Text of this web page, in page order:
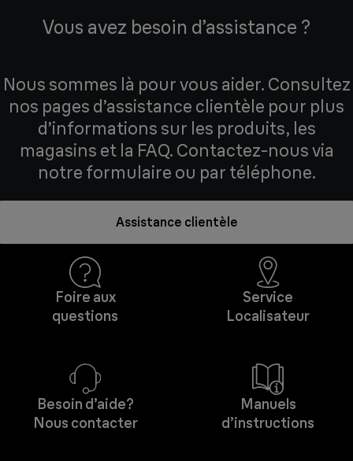
Vous avez besoin d’assistance ?
Nous sommes là pour vous aider. Consultez
nos pages d’assistance clientèle pour plus
d’informations sur les produits, les
magasins et la FAQ. Contactez-nous via
notre formulaire ou par téléphone.
Assistance clientèle
Foire aux
questions
Service
Localisateur
Besoin d’aide?
Nous contacter
Manuels
d’instructions